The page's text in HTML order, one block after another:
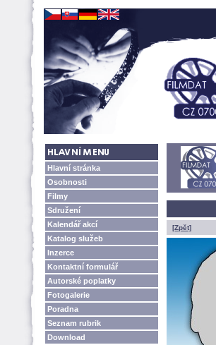
Hlavní stránka
Osobnosti
Filmy
Sdružení
Kalendář akcí
Katalog služeb
Inzerce
Kontaktní formulář
Autorské poplatky
Fotogalerie
Poradna
Seznam rubrik
Download
[Zpět]